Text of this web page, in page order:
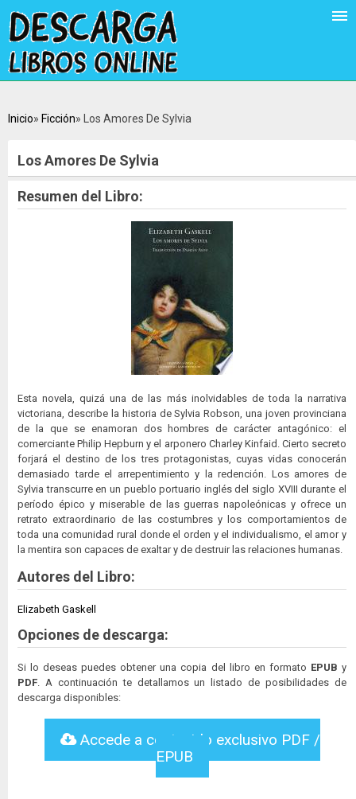
Inicio Ficción Los Amores De Sylvia
Los Amores De Sylvia
Resumen del Libro:
Esta novela, quizá una de las más inolvidables de toda la narrativa
victoriana, describe la historia de Sylvia Robson, una joven provinciana
de la que se enamoran dos hombres de carácter antagónico: el
comerciante Philip Hepburn y el arponero Charley Kinfaid. Cierto secreto
forjará el destino de los tres protagonistas, cuyas vidas conocerán
demasiado tarde el arrepentimiento y la redención. Los amores de
Sylvia transcurre en un pueblo portuario inglés del siglo XVIII durante el
período épico y miserable de las guerras napoleónicas y ofrece un
retrato extraordinario de las costumbres y los comportamientos de
toda una comunidad rural donde el orden y el individualismo, el amor y
la mentira son capaces de exaltar y de destruir las relaciones humanas.
Autores del Libro:
Elizabeth Gaskell
Opciones de descarga:
Si lo deseas puedes obtener una copia del libro en formato EPUB y
PDF . A continuación te detallamos un listado de posibilidades de
descarga disponibles:
Accede a contenido exclusivo PDF /
EPUB